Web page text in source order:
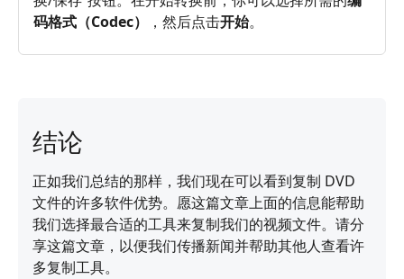
码格式（Codec）
，然后点击开始。
结论
正如我们总结的那样，我们现在可以看到复制 DVD
文件的许多软件优势。愿这篇文章上面的信息能帮助
我们选择最合适的工具来复制我们的视频文件。请分
享这篇文章，以便我们传播新闻并帮助其他人查看许
多复制工具。